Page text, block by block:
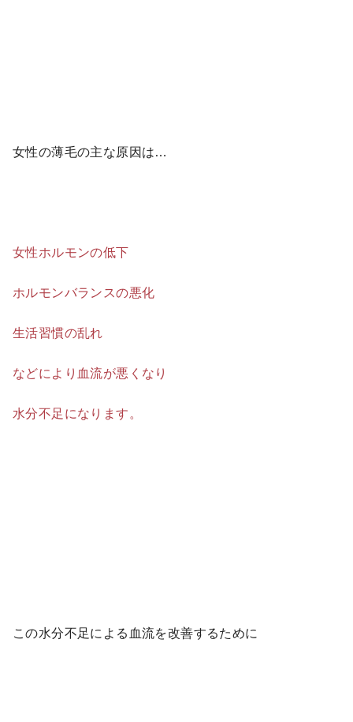
女性の薄毛の主な原因は…
女性ホルモンの低下
ホルモンバランスの悪化
生活習慣の乱れ
などにより血流が悪くなり
水分不足になります。
この水分不足による血流を改善するために